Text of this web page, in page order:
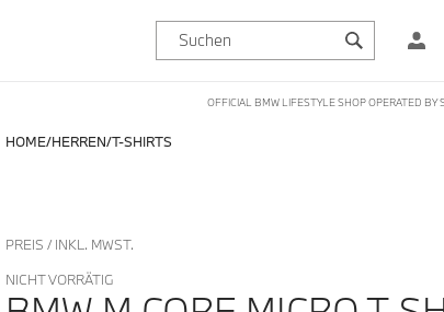
OFFICIAL BMW LIFESTYLE SHOP OPERATED BY
HOME HERREN T-SHIRTS
PREIS / INKL. MWST.
NICHT VORRÄTIG